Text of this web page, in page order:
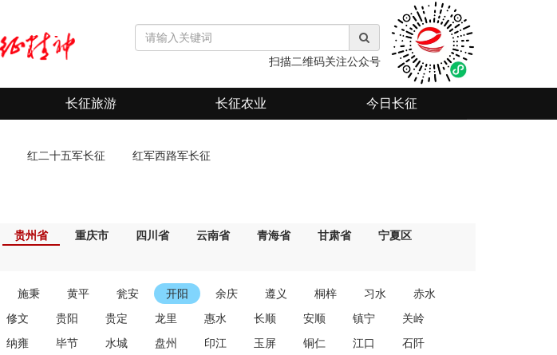
扫描二维码关注公众号
长征旅游 长征农业 今日长征
红二十五军长征 红军西路军长征
贵州省 重庆市 四川省 云南省 青海省 甘肃省
宁夏区
施秉 黄平 瓮安 开阳 余庆 遵义 桐梓 习水
赤水
修文 贵阳 贵定 龙里 惠水 长顺 安顺 镇宁
关岭
纳雍 毕节 水城 盘州 印江 玉屏 铜仁 江口
石阡